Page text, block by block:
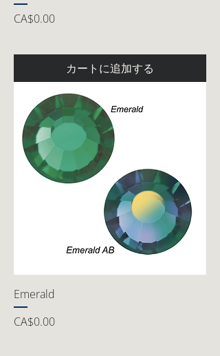
価格
CA$0.00
カートに追加する
Emerald
価格
CA$0.00